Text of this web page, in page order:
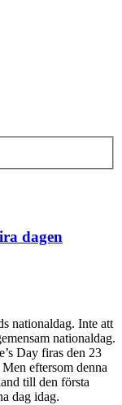
dagen
nationaldag. Inte att
nationaldag.
Day firas den 23
eftersom denna
till den första
dag idag.